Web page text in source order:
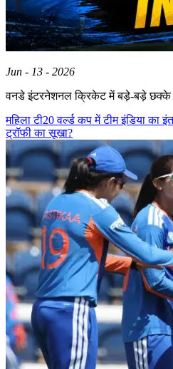
Jun - 13 - 2026
वनडे इंटरनेशनल क्रिकेट में बड़े-बड़े छक्के
महिला टी20 वर्ल्ड कप में टीम इंडिया का
ट्रॉफी का सूखा?